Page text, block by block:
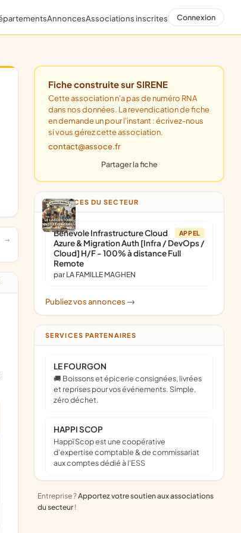
AnnoncesAssociations inscrites Connexion
Fiche construite sur SIRENE
Cette association n'a pas de numéro RNA
dans nos données. La revendication de fiche
en demande un pour l'instant : écrivez-nous
si vous gérez cette association.
contact@assoce.fr
Partager la fiche
ANNONCES DU SECTEUR
APPEL
Bénévole Infrastructure Cloud
Azure & Migration Auth [Infra / DevOps /
Cloud] H/F - 100% à distance Full
Remote
par LA FAMILLE MAGHEN
Publiez vos annonces ->
SERVICES PARTENAIRES
LE FOURGON
🚚 Boissons et épicerie consignées, livrées
et reprises pour vos événements. Simple,
zéro déchet.
HAPPI SCOP
Happï Scop est une coopérative
d’expertise comptable & de commissariat
aux comptes dédié à l'ESS
Entreprise ?Apportez votre soutien aux associations
du secteur !